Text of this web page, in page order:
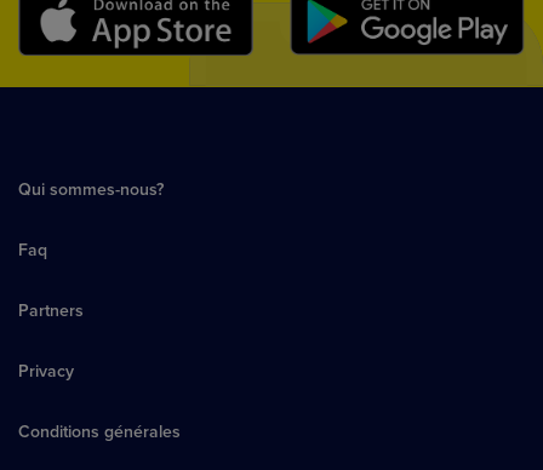
Qui sommes-nous?
Faq
Partners
Privacy
Conditions générales